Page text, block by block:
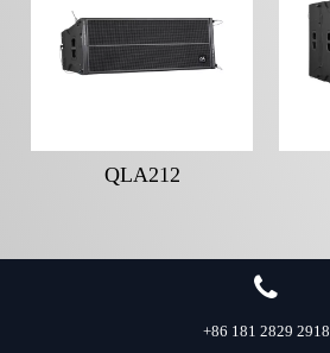
QLA212
+86 181 2829 2918